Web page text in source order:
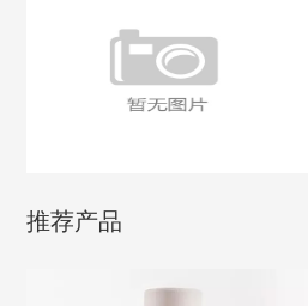
推荐产品